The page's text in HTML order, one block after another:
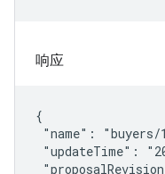
响应
{
"name": "buyers/
"updateTime":